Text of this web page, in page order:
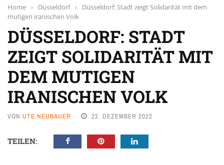
Home › Düsseldorf ›
Düsseldorf: Stadt zeigt Solidarität mit dem
mutigen iranischen Volk
DÜSSELDORF: STADT
ZEIGT SOLIDARITÄT MIT
DEM MUTIGEN
IRANISCHEN VOLK
VON UTE NEUBAUER 22. DEZEMBER 2022
TEILEN: